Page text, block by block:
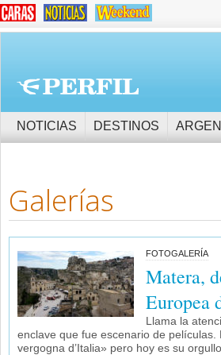
NOTICIAS DESTINOS
Galerías
FOTOGALERÍA
Matera,
Europea
Llama la
enclave que fue escenario de
vergogna d’Italia» pero hoy es su orgullo.